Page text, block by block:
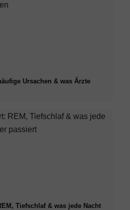
Ursachen & was Ärzte
Tiefschlaf & was jede Nacht